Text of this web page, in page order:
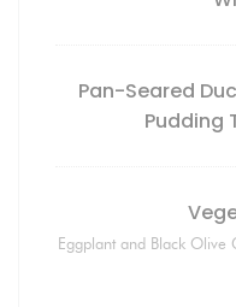
Pan-Seared
Pudding
Eggplant and Black